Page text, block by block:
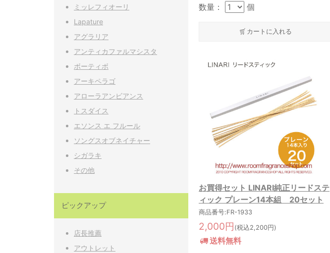
数量： 個
カートに入れる
お買得セット LINARI純正リードステ
ィック プレーン14本組 20セット
商品番号:FR-1933
2,000円 (税込2,200円)
送料無料
ミッレフィオーリ
Lapature
アグラリア
アンティカファルマシスタ
ボーティボ
アーキペラゴ
アローラアンビアンス
トスダイス
エソンス エ フルール
ソングスオブネイチャー
シガラキ
その他
ピックアップ
店長推薦
アウトレット